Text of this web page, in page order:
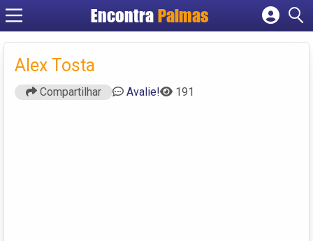
Encontra Palmas
Cadastrar empresa
Alex Tosta
Compartilhar Avalie! 191